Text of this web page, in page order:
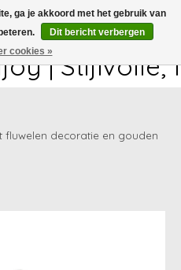
|
fluwelen decoratie en gouden
ga je akkoord met het gebruik van
Dit bericht verbergen
cookies »